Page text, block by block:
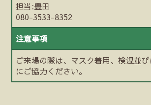
担当:豊田
080-3533-8352
注意事項
ご来場の際は、マスク着用、検温並
にご協力ください。